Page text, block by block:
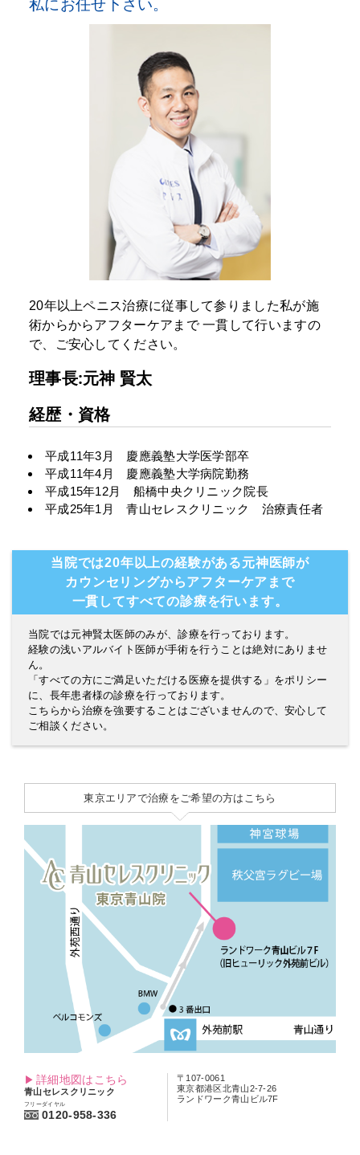
私にお任せ下さい。
20年以上ペニス治療に従事して参りました私が施
術からからアフターケアまで一貫して行いますの
で、ご安心してください。
理事長:元神 賢太
経歴・資格
平成11年3月 慶應義塾大学医学部卒
平成11年4月 慶應義塾大学病院勤務
平成15年12月 船橋中央クリニック院長
平成25年1月 青山セレスクリニック 治療責任者
当院では20年以上の経験がある元神医師が
カウンセリングからアフターケアまで
一貫してすべての診療を行います。
当院では元神賢太医師のみが、診療を行っております。
経験の浅いアルバイト医師が手術を行うことは絶対にありませ
ん。
「すべての方にご満足いただける医療を提供する」をポリシー
に、長年患者様の診療を行っております。
こちらから治療を強要することはございませんので、安心して
ご相談ください。
東京エリアで治療をご希望の方はこちら
詳細地図はこちら
青山セレスクリニック
フリーダイヤル
0120-958-336
〒107-0061
東京都港区北青山2-7-26
ランドワーク青山ビル7F